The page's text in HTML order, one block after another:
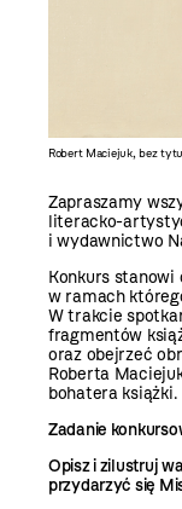
Robert Maciejuk, bez
Zapraszamy
literacko-
i wydawnictwo
Konkurs
w ramach
W trakcie
fragmentów
oraz obejrzeć
Roberta
bohatera książki.
Zadanie
Opisz i zilustruj
przydarzyć się